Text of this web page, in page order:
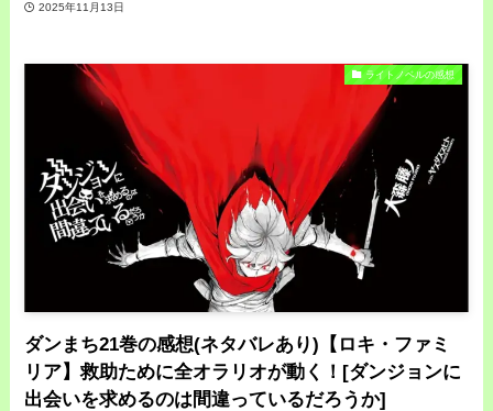
2025年11月13日
ライトノベルの感想
ダンまち21巻の感想(ネタバレあり)【ロキ・ファミ
リア】救助ために全オラリオが動く！[ダンジョンに
出会いを求めるのは間違っているだろうか]